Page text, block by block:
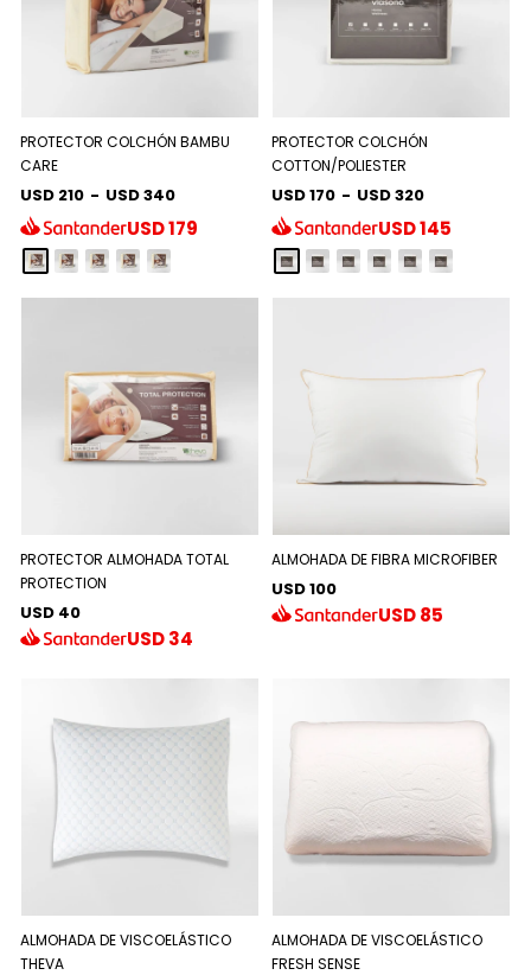
PROTECTOR COLCHÓN BAMBU
CARE
USD 210 - USD 340
USD179
PROTECTOR COLCHÓN
COTTON/POLIESTER
USD 170 - USD 320
USD145
PROTECTOR ALMOHADA TOTAL
PROTECTION
USD 40
USD34
ALMOHADA DE FIBRA MICROFIBER
USD 100
USD85
ALMOHADA DE VISCOELÁSTICO
THEVA
ALMOHADA DE VISCOELÁSTICO
FRESH SENSE